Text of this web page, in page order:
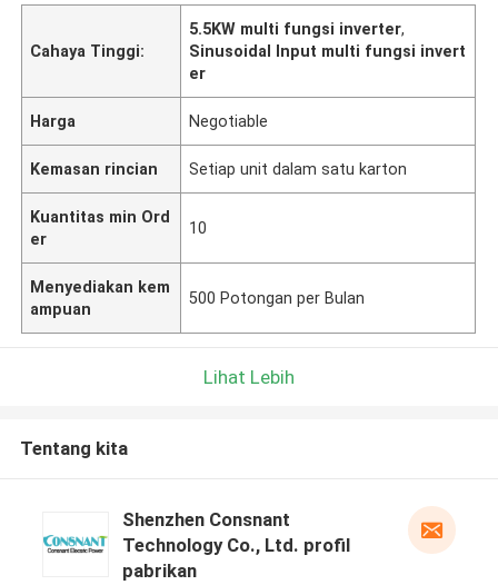
Cahaya Tinggi:
5.5KW multi fungsi inverter,
Sinusoidal Input multi fungsi invert
er
Harga Negotiable
Kemasan rincian Setiap unit dalam satu karton
Kuantitas min Ord
er
10
Menyediakan kem
ampuan
500 Potongan per Bulan
Lihat Lebih
Tentang kita
Shenzhen Consnant
Technology Co., Ltd. profil
pabrikan